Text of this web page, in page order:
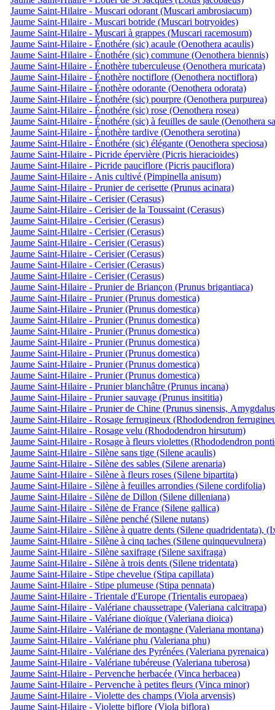
Jaume Saint-Hilaire - Muscari odorant (Muscari ambrosiacum)
Jaume Saint-Hilaire - Muscari botride (Muscari botryoides)
Jaume Saint-Hilaire - Muscari à grappes (Muscari racemosum)
Jaume Saint-Hilaire - Énothére (sic) acaule (Oenothera acaulis)
Jaume Saint-Hilaire - Énothére (sic) commune (Oenothera biennis)
Jaume Saint-Hilaire - Énothère tuberculeuse (Oenothera muricata)
Jaume Saint-Hilaire - Énothère noctiflore (Oenothera noctiflora)
Jaume Saint-Hilaire - Énothère odorante (Oenothera odorata)
Jaume Saint-Hilaire - Énothére (sic) pourpre (Oenothera purpurea)
Jaume Saint-Hilaire - Énothére (sic) rose (Oenothera rosea)
Jaume Saint-Hilaire - Énothére (sic) à feuilles de saule (Oenothera
Jaume Saint-Hilaire - Énothère tardive (Oenothera serotina)
Jaume Saint-Hilaire - Énothére (sic) élégante (Oenothera speciosa)
Jaume Saint-Hilaire - Picride épervière (Picris hieracioides)
Jaume Saint-Hilaire - Picride pauciflore (Picris pauciflora)
Jaume Saint-Hilaire - Anis cultivé (Pimpinella anisum)
Jaume Saint-Hilaire - Prunier de cerisette (Prunus acinara)
Jaume Saint-Hilaire - Cerisier (Cerasus)
Jaume Saint-Hilaire - Cerisier de la Toussaint (Cerasus)
Jaume Saint-Hilaire - Cerisier (Cerasus)
Jaume Saint-Hilaire - Cerisier (Cerasus)
Jaume Saint-Hilaire - Cerisier (Cerasus)
Jaume Saint-Hilaire - Cerisier (Cerasus)
Jaume Saint-Hilaire - Cerisier (Cerasus)
Jaume Saint-Hilaire - Cerisier (Cerasus)
Jaume Saint-Hilaire - Prunier de Briançon (Prunus brigantiaca)
Jaume Saint-Hilaire - Prunier (Prunus domestica)
Jaume Saint-Hilaire - Prunier (Prunus domestica)
Jaume Saint-Hilaire - Prunier (Prunus domestica)
Jaume Saint-Hilaire - Prunier (Prunus domestica)
Jaume Saint-Hilaire - Prunier (Prunus domestica)
Jaume Saint-Hilaire - Prunier (Prunus domestica)
Jaume Saint-Hilaire - Prunier (Prunus domestica)
Jaume Saint-Hilaire - Prunier (Prunus domestica)
Jaume Saint-Hilaire - Prunier blanchâtre (Prunus incana)
Jaume Saint-Hilaire - Prunier sauvage (Prunus insititia)
Jaume Saint-Hilaire - Prunier de Chine (Prunus sinensis,
Jaume Saint-Hilaire - Rosage ferrugineux (Rhododendron
Jaume Saint-Hilaire - Rosage velu (Rhododendron hirsutum)
Jaume Saint-Hilaire - Rosage à fleurs violettes (Rhododendron
Jaume Saint-Hilaire - Silène sans tige (Silene acaulis)
Jaume Saint-Hilaire - Silène des sables (Silene arenaria)
Jaume Saint-Hilaire - Silène à fleurs roses (Silene bipartita)
Jaume Saint-Hilaire - Silène à feuilles arrondies (Silene cordifolia)
Jaume Saint-Hilaire - Silène de Dillon (Silene dilleniana)
Jaume Saint-Hilaire - Silène de France (Silene gallica)
Jaume Saint-Hilaire - Silène penché (Silene nutans)
Jaume Saint-Hilaire - Silène à quatre dents (Silene quadridentata),
Jaume Saint-Hilaire - Silène à cinq taches (Silene quinquevulnera)
Jaume Saint-Hilaire - Silène saxifrage (Silene saxifraga)
Jaume Saint-Hilaire - Silène à trois dents (Silene tridentata)
Jaume Saint-Hilaire - Stipe chevelue (Stipa capillata)
Jaume Saint-Hilaire - Stipe plumeuse (Stipa pennata)
Jaume Saint-Hilaire - Trientale d'Europe (Trientalis europaea)
Jaume Saint-Hilaire - Valériane chaussetrape (Valeriana calcitrapa)
Jaume Saint-Hilaire - Valériane dioïque (Valeriana dioica)
Jaume Saint-Hilaire - Valériane de montagne (Valeriana montana)
Jaume Saint-Hilaire - Valériane phu (Valeriana phu)
Jaume Saint-Hilaire - Valériane des Pyrénées (Valeriana pyrenaica)
Jaume Saint-Hilaire - Valériane tubéreuse (Valeriana tuberosa)
Jaume Saint-Hilaire - Pervenche herbacée (Vinca herbacea)
Jaume Saint-Hilaire - Pervenche à petites fleurs (Vinca minor)
Jaume Saint-Hilaire - Violette des champs (Viola arvensis)
Jaume Saint-Hilaire - Violette biflore (Viola biflora)